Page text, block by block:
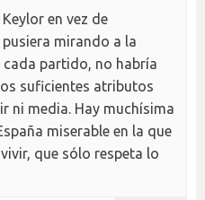
en vez de
mirando a la
cada partido, no habría
suficientes atributos
ni media. Hay muchísima
miserable en la que
que sólo respeta lo